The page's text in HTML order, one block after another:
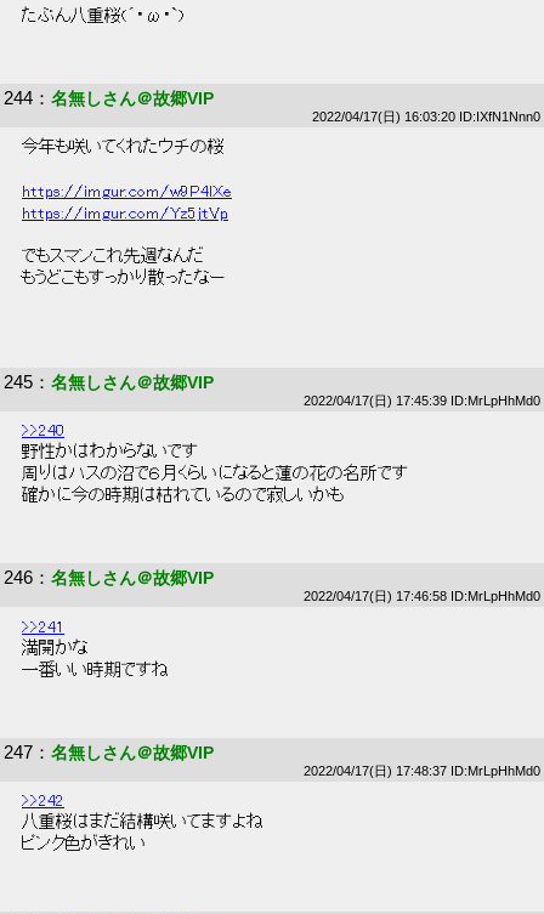
たぶん八重桜(´・ω・`)
244 ： 名無しさん＠故郷VIP
2022/04/17(日) 16:03:20 ID:IXfN1Nnn0
今年も咲いてくれたウチの桜
https://imgur.com/w9P4lXe
https://imgur.com/Yz5jtVp
でもスマンこれ先週なんだ
もうどこもすっかり散ったなー
245 ： 名無しさん＠故郷VIP
2022/04/17(日) 17:45:39 ID:MrLpHhMd0
>>240
野性かはわからないです
周りはハスの沼で６月くらいになると蓮の花の名所です
確かに今の時期は枯れているので寂しいかも
246 ： 名無しさん＠故郷VIP
2022/04/17(日) 17:46:58 ID:MrLpHhMd0
>>241
満開かな
一番いい時期ですね
247 ： 名無しさん＠故郷VIP
2022/04/17(日) 17:48:37 ID:MrLpHhMd0
>>242
八重桜はまだ結構咲いてますよね
ピンク色がきれい